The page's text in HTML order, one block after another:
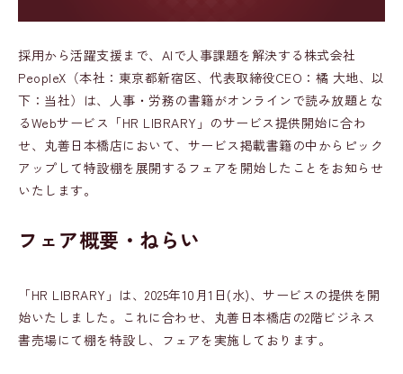
採用から活躍支援まで、AIで人事課題を解決する株式会社
PeopleX（本社：東京都新宿区、代表取締役CEO：橘 大地、以
下：当社）は、人事・労務の書籍がオンラインで読み放題とな
るWebサービス「HR LIBRARY」のサービス提供開始に合わ
せ、丸善日本橋店において、サービス掲載書籍の中からピック
アップして特設棚を展開するフェアを開始したことをお知らせ
いたします。
フェア概要・ねらい
「HR LIBRARY」は、2025年10月1日(水)、サービスの提供を開
始いたしました。これに合わせ、丸善日本橋店の2階ビジネス
書売場にて棚を特設し、フェアを実施しております。